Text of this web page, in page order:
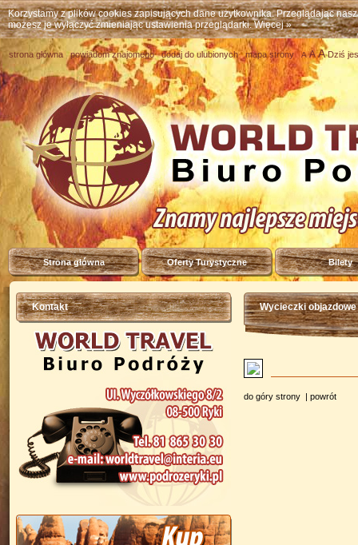
Korzystamy z plików cookies zapisujących dane użytkownika. Przeglądając
możesz je wyłączyć zmieniając ustawienia przeglądarki.Więcej »
strona główna powiadom znajomego dodaj do ulubionych mapa strony A A ADziś
Strona główna Oferty Turystyczne Bilety
Kontakt Wycieczki
do góry strony | powrót